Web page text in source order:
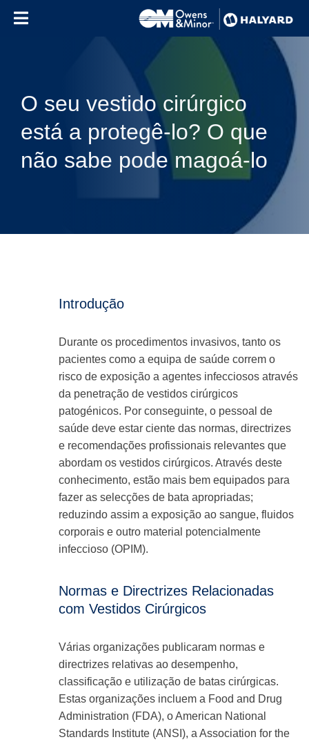
O seu vestido cirúrgico
está a protegê-lo? O que
não sabe pode magoá-lo
Introdução
Durante os procedimentos invasivos, tanto os
pacientes como a equipa de saúde correm o
risco de exposição a agentes infecciosos através
da penetração de vestidos cirúrgicos
patogénicos. Por conseguinte, o pessoal de
saúde deve estar ciente das normas, directrizes
e recomendações profissionais relevantes que
abordam os vestidos cirúrgicos. Através deste
conhecimento, estão mais bem equipados para
fazer as selecções de bata apropriadas;
reduzindo assim a exposição ao sangue, fluidos
corporais e outro material potencialmente
infeccioso (OPIM).
Normas e Directrizes Relacionadas
com Vestidos Cirúrgicos
Várias organizações publicaram normas e
directrizes relativas ao desempenho,
classificação e utilização de batas cirúrgicas.
Estas organizações incluem a Food and Drug
Administration (FDA), o American National
Standards Institute (ANSI), a Association for the